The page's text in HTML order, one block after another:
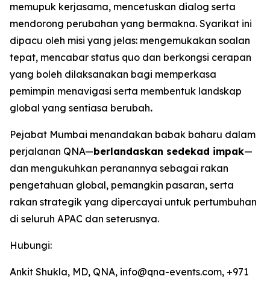
memupuk kerjasama, mencetuskan dialog serta
mendorong perubahan yang bermakna. Syarikat ini
dipacu oleh misi yang jelas: mengemukakan soalan
tepat, mencabar status quo dan berkongsi cerapan
yang boleh dilaksanakan bagi memperkasa
pemimpin menavigasi serta membentuk landskap
global yang sentiasa berubah.
Pejabat Mumbai menandakan babak baharu dalam
perjalanan QNA—berlandaskan sedekad impak—
dan mengukuhkan peranannya sebagai rakan
pengetahuan global, pemangkin pasaran, serta
rakan strategik yang dipercayai untuk pertumbuhan
di seluruh APAC dan seterusnya.
Hubungi:
Ankit Shukla, MD, QNA, info@qna-events.com, +971